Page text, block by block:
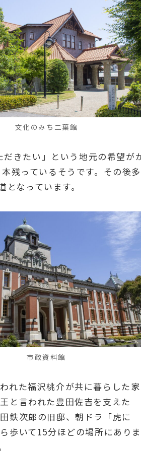
文化のみち二葉館
きたい」という地元の希望が
残っているそうです。その後多
なっています。
市政資料館
れた福沢桃介が共に暮らした家
と言われた豊田佐吉を支えた
鉄次郎の旧邸、朝ドラ「虎に
歩いて15分ほどの場所にありま